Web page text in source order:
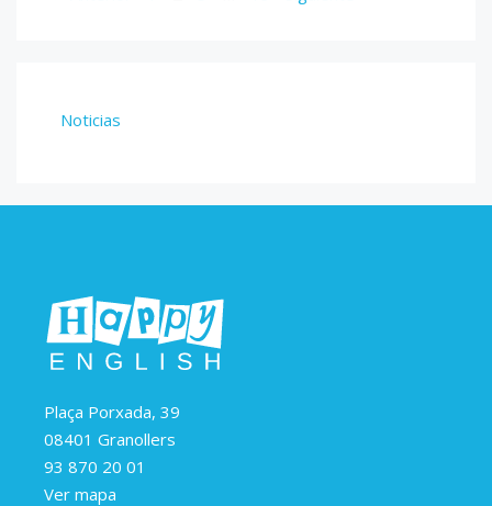
Noticias
Plaça Porxada, 39
08401 Granollers
93 870 20 01
Ver mapa